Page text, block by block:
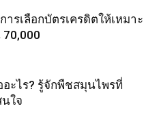
รเลือกบัตรเครดิตให้เหมาะ
70,000
ะไร? รู้จักพืชสมุนไพรที่
ใจ